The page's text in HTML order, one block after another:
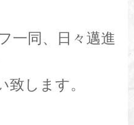
一同、日々邁進
致します。